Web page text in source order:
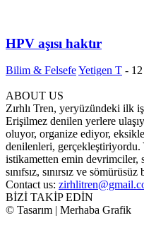
HPV aşısı haktır
Bilim & FelsefeYetigen T -
ABOUT US
Zırhlı Tren, yeryüzündeki ilk
Erişilmez denilen yerlere
oluyor, organize ediyor,
denilenleri,
istikametten emin
sınıfsız, sınırsız ve
Contact us:
BİZİ TAKİP EDİN
© Tasarım | Merhaba Grafik